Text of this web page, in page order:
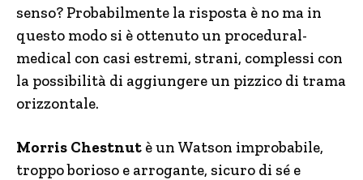
senso? Probabilmente la risposta è no ma in
questo modo si è ottenuto un procedural-
medical con casi estremi, strani, complessi con
la possibilità di aggiungere un pizzico di trama
orizzontale.
Morris Chestnut è un Watson improbabile,
troppo borioso e arrogante, sicuro di sé e